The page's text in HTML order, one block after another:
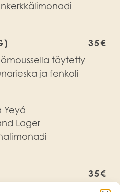
35€
täytetty
ja fenkoli
Yeyá
Lager
35€